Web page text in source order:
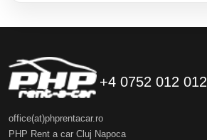
+4 0752 012 012
office(at)phprentacar.ro
PHP Rent a car Cluj Napoca